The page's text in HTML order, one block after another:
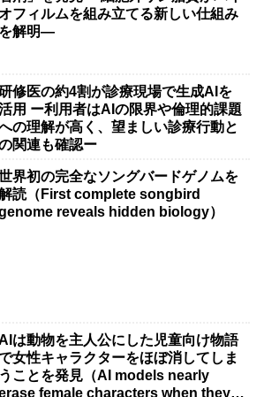
フィルムを組み立てる新しい仕組み
を解明―
修医の約4割が診療現場で生成AIを
用 ー利用者はAIの限界や倫理的課題
の理解が高く、望ましい診療行動と
関連も確認ー
界初の完全なソングバードゲノムを
読（First complete songbird
reveals hidden biology）
は動物を主人公にした児童向け物語
女性キャラクターをほぼ消してしま
うことを発見（AI models nearly
female characters when they